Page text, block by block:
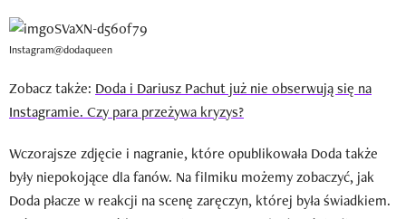
Instagram@dodaqueen
Zobacz także: Doda i Dariusz Pachut już nie obserwują się na
Instagramie. Czy para przeżywa kryzys?
Wczorajsze zdjęcie i nagranie, które opublikowała Doda także
były niepokojące dla fanów. Na filmiku możemy zobaczyć, jak
Doda płacze w reakcji na scenę zaręczyn, której była świadkiem.